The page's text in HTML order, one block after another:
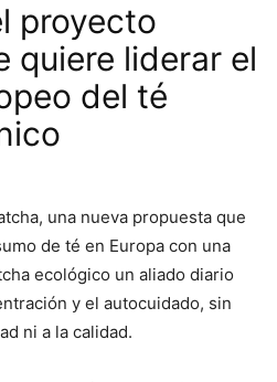
proyecto
quiere liderar el
del té
una nueva propuesta que
de té en Europa con una
ecológico un aliado diario
y el autocuidado, sin
ni a la calidad.